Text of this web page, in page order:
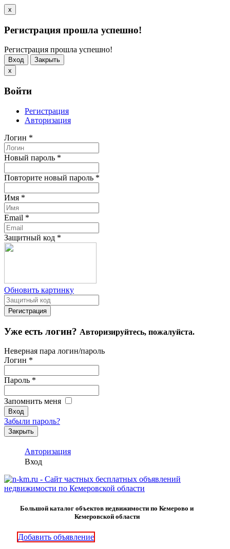
x
Регистрация прошла успешно!
Регистрация прошла успешно!
Вход
Закрыть
x
Войти
Регистрация
Авторизация
Логин *
Новый пароль *
Повторите новый пароль *
Имя *
Email *
Защитный код *
Обновить картинку
Уже есть логин? Авторизируйтесь, пожалуйста.
Неверная пара логин/пароль
Логин *
Пароль *
Запомнить меня
Забыли пароль?
Закрыть
Авторизация
Вход
Большой каталог объектов недвижимости по Кемерово и
Кемеровской области
Добавить объявление